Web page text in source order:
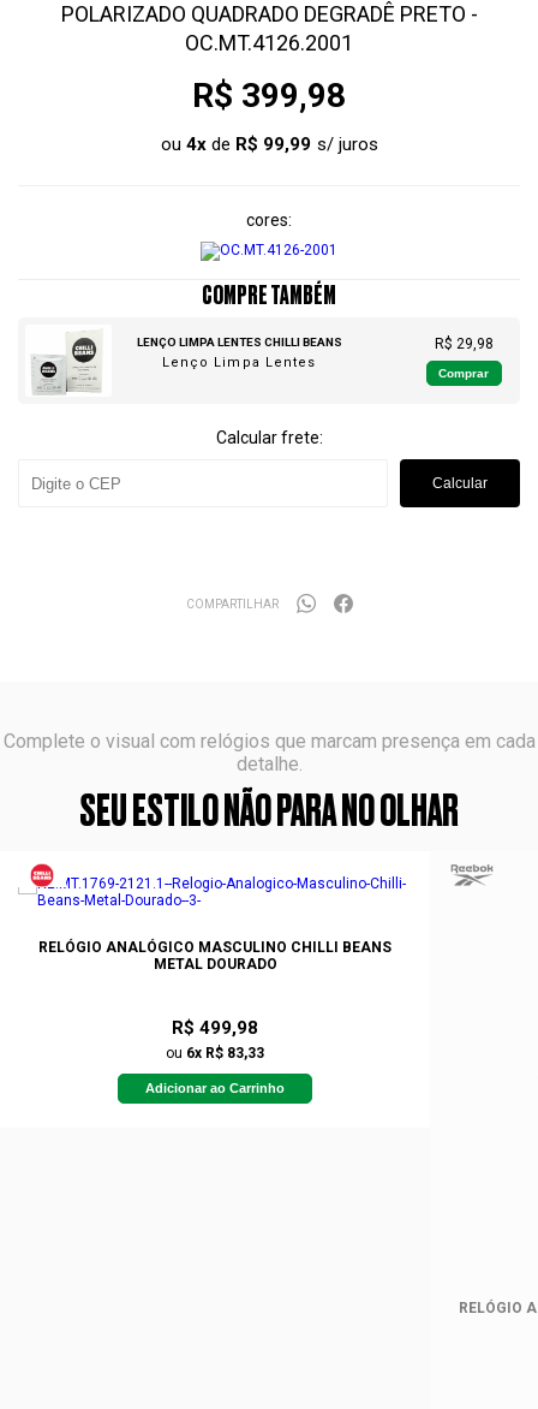
POLARIZADO QUADRADO DEGRADÊ PRETO -
OC.MT.4126.2001
R$ 399,98
ou 4xde R$ 99,99
cores
COMPRE TAMBÉM
LENÇO LIMPA LENTES CHILLI BEANS
Lenço Limpa Lentes
R$ 29,98
Comprar
Calcular frete:
Calcular
COMPARTILHAR
Complete o visual com relógios que marcam presença em cada
detalhe.
SEU ESTILO NÃO PARA NO OLHAR
RELÓGIO ANALÓGICO MASCULINO CHILLI BEANS
METAL DOURADO
R$ 499,98
ou 6x R$ 83,33
Adicionar ao Carrinho
RELÓGIO